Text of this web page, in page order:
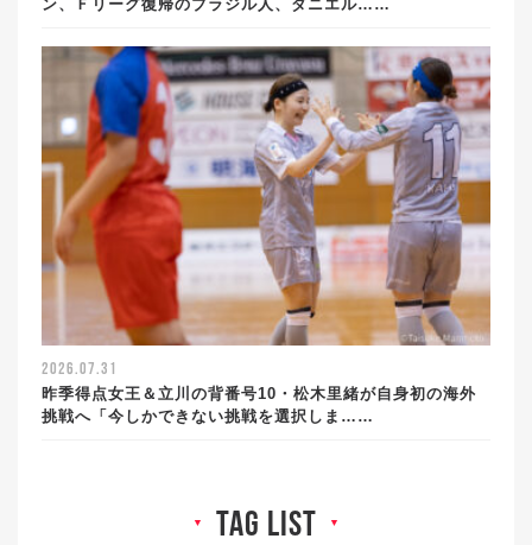
ン、Ｆリーグ復帰のブラジル人、ダニエル……
2026.07.31
昨季得点女王＆立川の背番号10・松木里緒が自身初の海外
挑戦へ「今しかできない挑戦を選択しま……
▼ tag list ▼